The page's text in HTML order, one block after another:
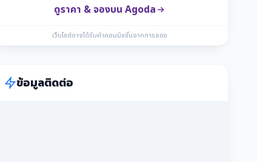
ดูราคา & จองบน Agoda
เว็บไซต์อาจได้รับค่าคอมมิชชั่นจากการจอง
ข้อมูลติดต่อ